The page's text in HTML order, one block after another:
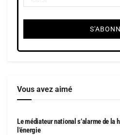
Vous avez aimé
Le médiateur national s’alarme de la
l’énergie